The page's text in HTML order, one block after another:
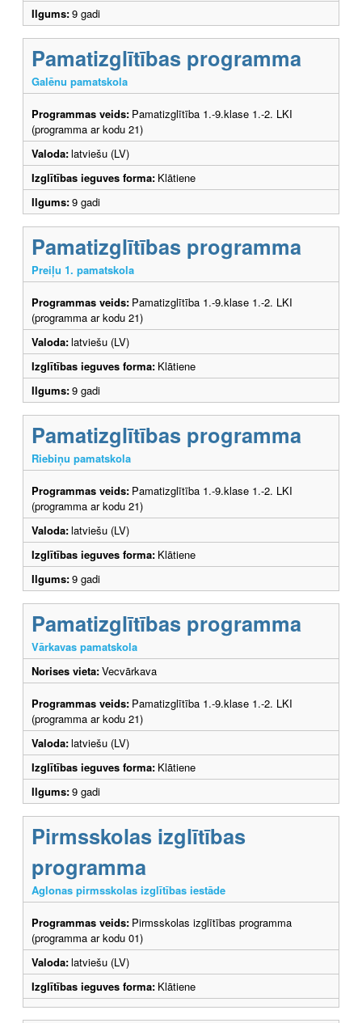
Ilgums:9 gadi
Pamatizglītības programma
Galēnu pamatskola
Programmas veids: Pamatizglītība 1.-9.klase 1.-2. LKI
(programma ar kodu 21)
Valoda:latviešu (LV)
Izglītības ieguves forma: Klātiene
Ilgums:9 gadi
Pamatizglītības programma
Preiļu 1. pamatskola
Programmas veids: Pamatizglītība 1.-9.klase 1.-2. LKI
(programma ar kodu 21)
Valoda:latviešu (LV)
Izglītības ieguves forma: Klātiene
Ilgums:9 gadi
Pamatizglītības programma
Riebiņu pamatskola
Programmas veids: Pamatizglītība 1.-9.klase 1.-2. LKI
(programma ar kodu 21)
Valoda:latviešu (LV)
Izglītības ieguves forma: Klātiene
Ilgums:9 gadi
Pamatizglītības programma
Vārkavas pamatskola
Norises vieta:Vecvārkava
Programmas veids: Pamatizglītība 1.-9.klase 1.-2. LKI
(programma ar kodu 21)
Valoda:latviešu (LV)
Izglītības ieguves forma: Klātiene
Ilgums:9 gadi
Pirmsskolas izglītības
programma
Aglonas pirmsskolas izglītības iestāde
Programmas veids: Pirmsskolas izglītības programma
(programma ar kodu 01)
Valoda:latviešu (LV)
Izglītības ieguves forma: Klātiene